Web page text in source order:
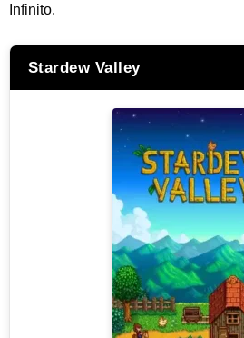
Infinito.
Stardew Valley